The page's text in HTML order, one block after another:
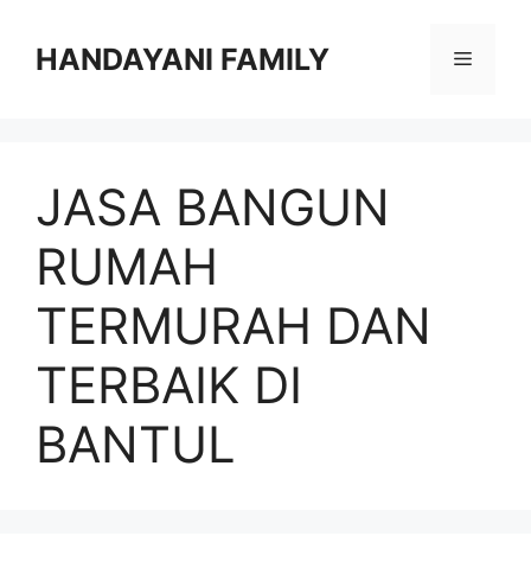
HANDAYANI FAMILY Menu
JASA BANGUN
RUMAH
TERMURAH DAN
TERBAIK DI
BANTUL